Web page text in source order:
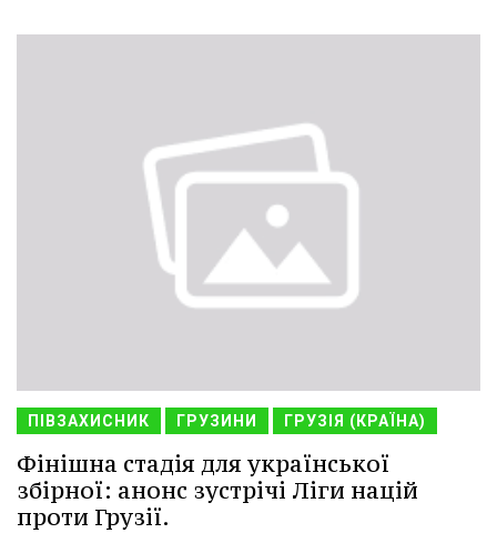
ПІВЗАХИСНИК ГРУЗИНИ ГРУЗІЯ (КРАЇНА)
Фінішна стадія для української
збірної: анонс зустрічі Ліги націй
проти Грузії.